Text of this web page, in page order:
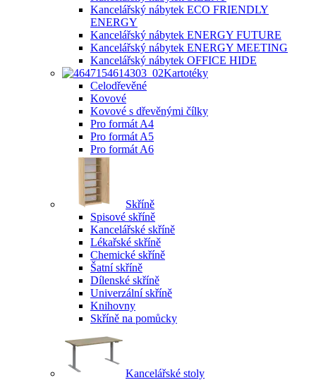
Kancelářský nábytek ECO FRIENDLY
ENERGY
Kancelářský nábytek ENERGY FUTURE
Kancelářský nábytek ENERGY MEETING
Kancelářský nábytek OFFICE HIDE
Kartotéky
Celodřevěné
Kovové
Kovové s dřevěnými čílky
Pro formát A4
Pro formát A5
Pro formát A6
Skříně
Spisové skříně
Kancelářské skříně
Lékařské skříně
Chemické skříně
Šatní skříně
Dílenské skříně
Univerzální skříně
Knihovny
Skříně na pomůcky
Kancelářské stoly